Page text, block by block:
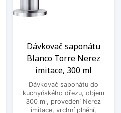
Dávkovač saponátu
Blanco Torre Nerez
imitace, 300 ml
Dávkovač saponátu do
kuchyňského dřezu, objem
300 ml, provedení Nerez
imitace, vrchní plnění,